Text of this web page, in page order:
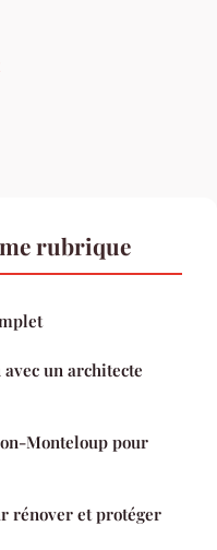
rubrique
un architecte
Monteloup pour
rénover et protéger